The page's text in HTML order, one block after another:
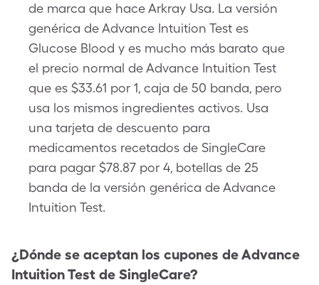
de marca que hace Arkray Usa. La versión
genérica de Advance Intuition Test es
Glucose Blood y es mucho más barato que
el precio normal de Advance Intuition Test
que es $33.61 por 1, caja de 50 banda, pero
usa los mismos ingredientes activos. Usa
una tarjeta de descuento para
medicamentos recetados de SingleCare
para pagar $78.87 por 4, botellas de 25
banda de la versión genérica de Advance
Intuition Test.
¿Dónde se aceptan los cupones deAdvance
Intuition Test de SingleCare?